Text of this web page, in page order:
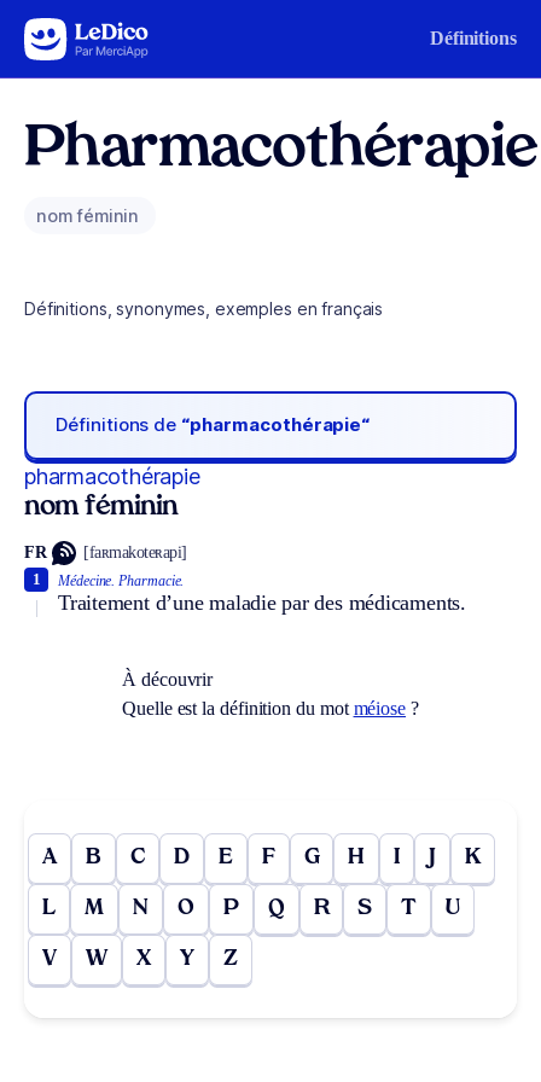
Aller au contenu Définitions
Pharmacothérapie
nom féminin
Définitions, synonymes, exemples en français
Définitions de “pharmacothérapie“
pharmacothérapie
nom féminin
FR [faʀmakoteʀapi]
Médecine. Pharmacie.
Traitement d’une maladie par des médicaments.
1
À découvrir
Quelle est la définition du mot méiose ?
A B C D E F G H I J K
L M N O P Q R S T U
V W X Y Z